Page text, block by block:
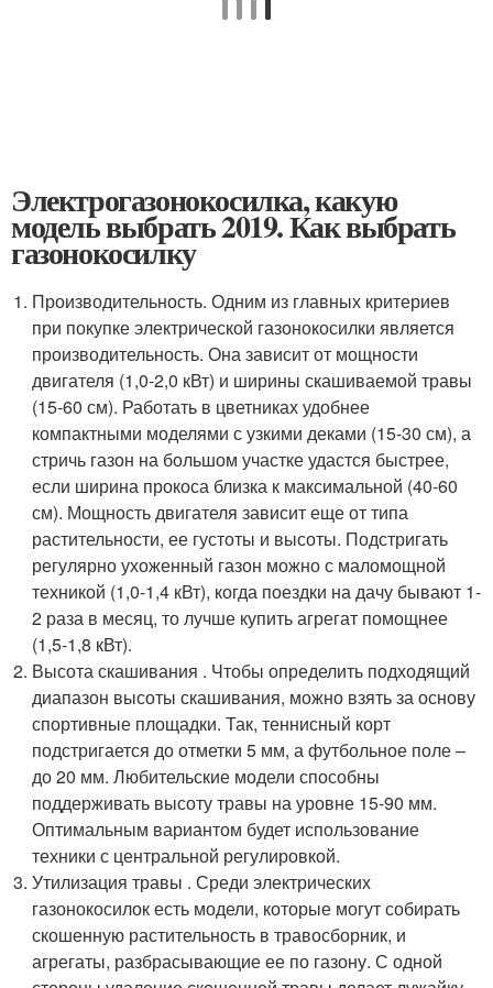
Электрогазонокосилка, какую
модель выбрать 2019. Как выбрать
газонокосилку
Производительность. Одним из главных критериев
при покупке электрической газонокосилки является
производительность. Она зависит от мощности
двигателя (1,0-2,0 кВт) и ширины скашиваемой травы
(15-60 см). Работать в цветниках удобнее
компактными моделями с узкими деками (15-30 см), а
стричь газон на большом участке удастся быстрее,
если ширина прокоса близка к максимальной (40-60
см). Мощность двигателя зависит еще от типа
растительности, ее густоты и высоты. Подстригать
регулярно ухоженный газон можно с маломощной
техникой (1,0-1,4 кВт), когда поездки на дачу бывают 1-
2 раза в месяц, то лучше купить агрегат помощнее
(1,5-1,8 кВт).
Высота скашивания . Чтобы определить подходящий
диапазон высоты скашивания, можно взять за основу
спортивные площадки. Так, теннисный корт
подстригается до отметки 5 мм, а футбольное поле –
до 20 мм. Любительские модели способны
поддерживать высоту травы на уровне 15-90 мм.
Оптимальным вариантом будет использование
техники с центральной регулировкой.
Утилизация травы . Среди электрических
газонокосилок есть модели, которые могут собирать
скошенную растительность в травосборник, и
агрегаты, разбрасывающие ее по газону. С одной